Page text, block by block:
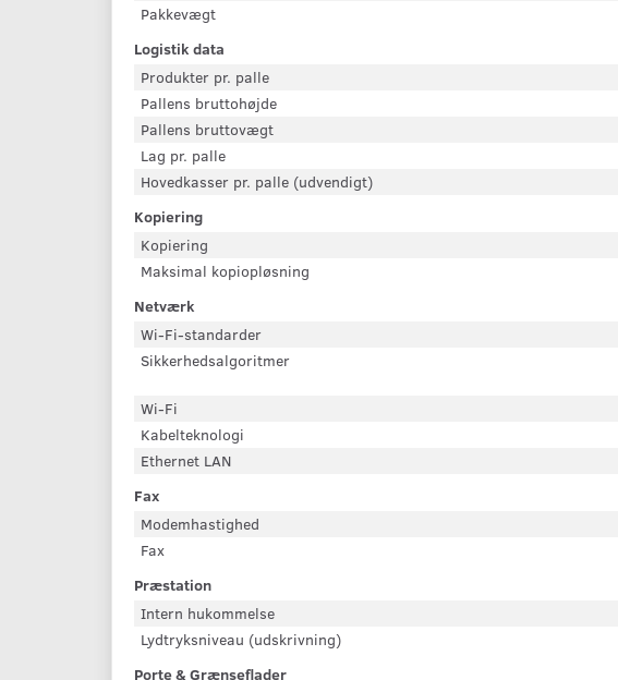
Pakkevægt
Logistik data
Produkter pr. palle
Pallens bruttohøjde
Pallens bruttovægt
Lag pr. palle
Hovedkasser pr. palle (udvendigt)
Kopiering
Kopiering
Maksimal kopiopløsning
Netværk
Wi-Fi-standarder
Sikkerhedsalgoritmer
Wi-Fi
Kabelteknologi
Ethernet LAN
Fax
Modemhastighed
Fax
Præstation
Intern hukommelse
Lydtryksniveau (udskrivning)
Porte & Grænseflader